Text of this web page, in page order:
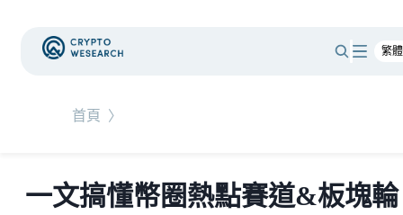
首頁 〉
一文搞懂幣圈熱點賽道&板塊輪